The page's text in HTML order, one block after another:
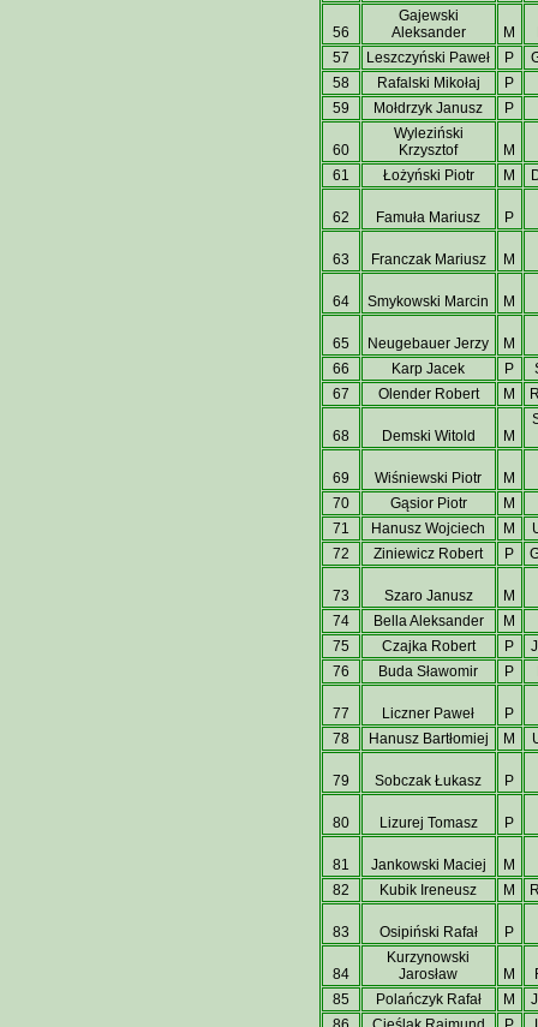
56
Gajewski
Aleksander
M
57
Leszczyński Paweł P
58
Rafalski Mikołaj
P
59
Mołdrzyk Janusz P
60
Wyleziński
Krzysztof
M
61
Łożyński Piotr M
62 Famuła Mariusz P
63 Franczak Mariusz M
64 Smykowski Marcin M
65 Neugebauer Jerzy
M
66
Karp Jacek P
67
Olender Robert M
68 Demski Witold M
69 Wiśniewski Piotr
M
70
Gąsior Piotr
M
71
Hanusz Wojciech M
72
Ziniewicz Robert P
73 Szaro Janusz
M
74
Bella Aleksander
M
75
Czajka Robert P
76
Buda Sławomir P
77 Liczner Paweł
P
78
Hanusz Bartłomiej M
79 Sobczak Łukasz P
80 Lizurej Tomasz P
81 Jankowski Maciej
M
82
Kubik Ireneusz M
83 Osipiński Rafał P
84
Kurzynowski
Jarosław
M
85
Polańczyk Rafał M